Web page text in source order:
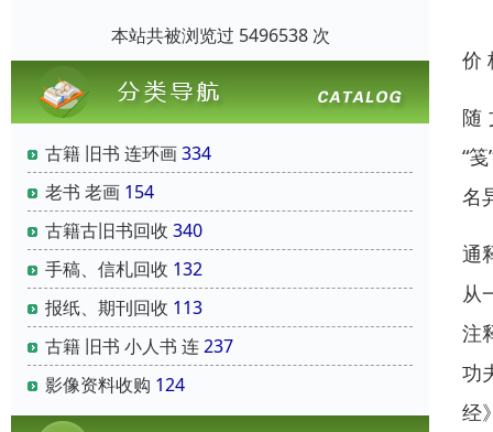
本站共被浏览过 5496538 次
古籍 旧书 连环画334
老书 老画 154
古籍古旧书回收 340
手稿、信札回收 132
报纸、期刊回收 113
古籍 旧书 小人书 连237
影像资料收购 124
价
“
名
通
从
注
功
经